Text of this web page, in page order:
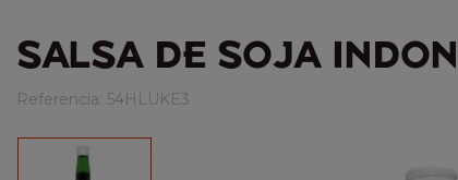
SALSA DE SOJA
Referencia: 54HLUKE3